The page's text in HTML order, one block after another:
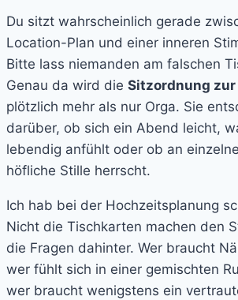
Du sitzt wahrscheinlich gerade
Location-Plan und einer inneren
Bitte lass niemanden am falschen
Genau da wird die Sitzordnung
plötzlich mehr als nur Orga. Sie
darüber, ob sich ein Abend leicht,
lebendig anfühlt oder ob an
höfliche Stille herrscht.
Ich hab bei der Hochzeitsplanung
Nicht die Tischkarten machen den
die Fragen dahinter. Wer braucht
wer fühlt sich in einer gemischten
wer braucht wenigstens ein